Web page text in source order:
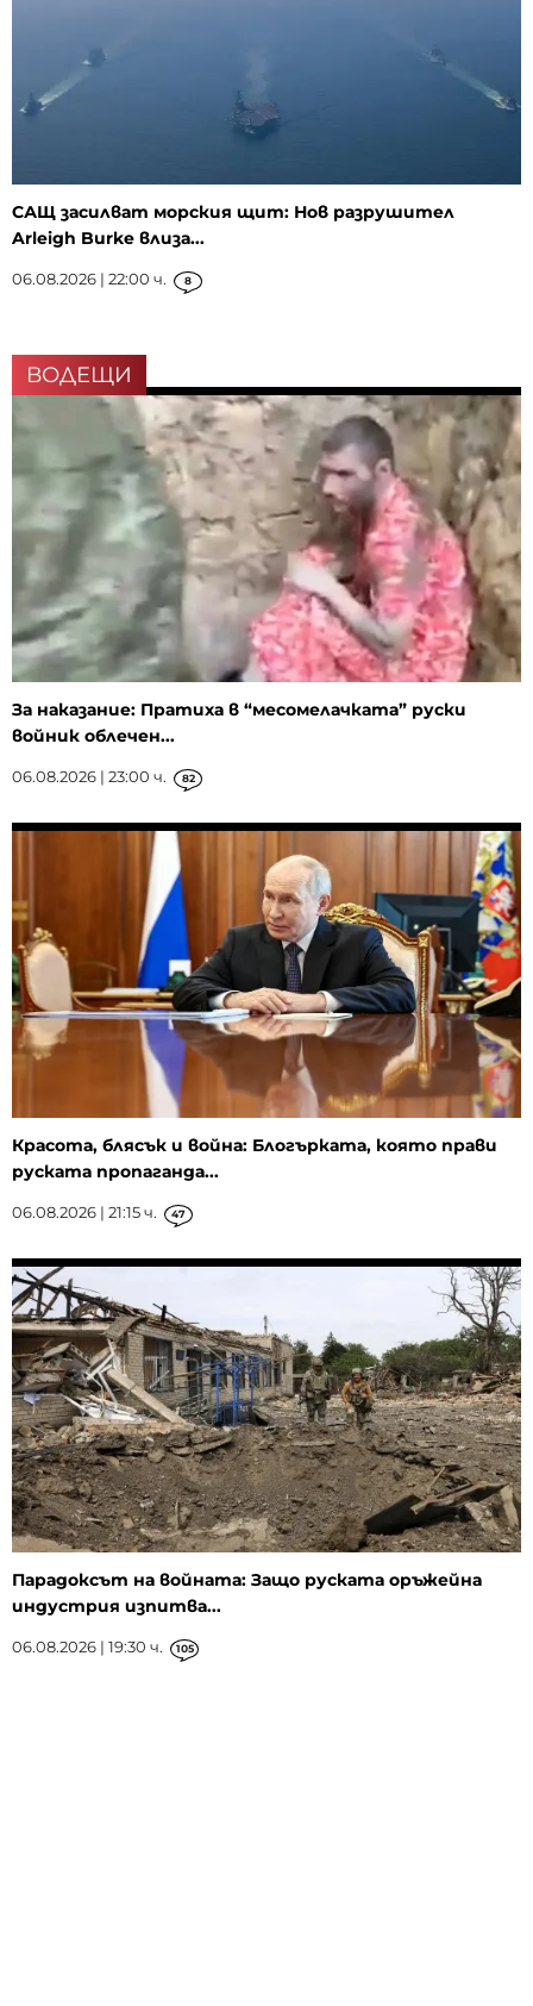
САЩ засилват морския щит: Нов разрушител
Arleigh Burke влиза...
06.08.2026 | 22:00 ч. 8
ВОДЕЩИ
За наказание: Пратиха в “месомелачката” руски
войник облечен...
06.08.2026 | 23:00 ч. 82
Красота, блясък и война: Блогърката, която прави
руската пропаганда...
06.08.2026 | 21:15 ч. 47
Парадоксът на войната: Защо руската оръжейна
индустрия изпитва...
06.08.2026 | 19:30 ч. 105